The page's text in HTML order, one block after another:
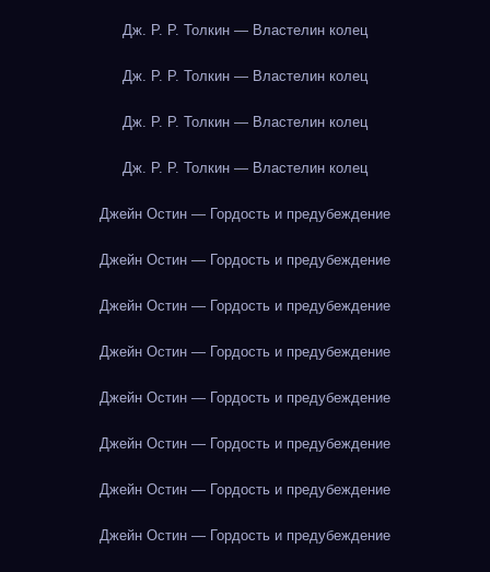
Дж. Р. Р. Толкин — Властелин колец
Дж. Р. Р. Толкин — Властелин колец
Дж. Р. Р. Толкин — Властелин колец
Дж. Р. Р. Толкин — Властелин колец
Джейн Остин — Гордость и предубеждение
Джейн Остин — Гордость и предубеждение
Джейн Остин — Гордость и предубеждение
Джейн Остин — Гордость и предубеждение
Джейн Остин — Гордость и предубеждение
Джейн Остин — Гордость и предубеждение
Джейн Остин — Гордость и предубеждение
Джейн Остин — Гордость и предубеждение